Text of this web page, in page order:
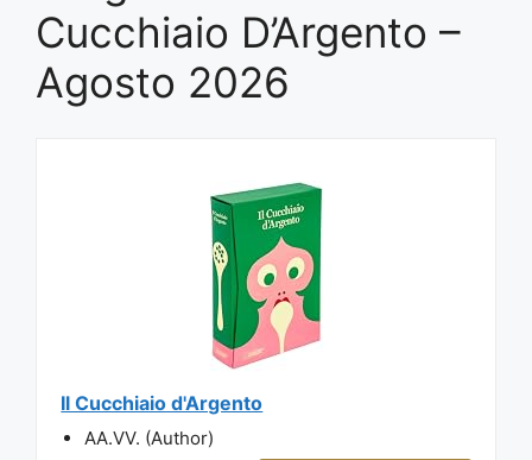
Cucchiaio D’Argento –
Agosto 2026
Il Cucchiaio d'Argento
AA.VV. (Author)